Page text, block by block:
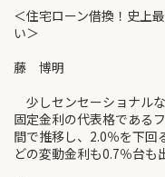
＜住宅ローン借換！史上
い＞
藤 博
少しセンセーショナル
固定金利の代表格である
間で推移し、2.0％を下回
どの変動金利も0.7％台も